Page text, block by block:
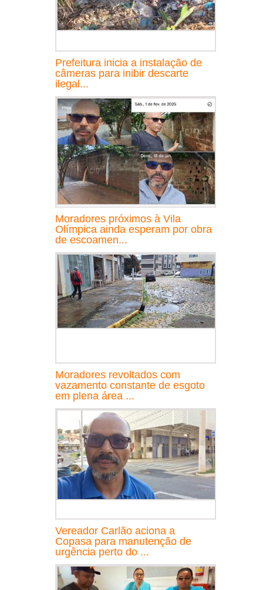
Prefeitura inicia a instalação de
câmeras para inibir descarte
ilegal...
Moradores próximos à Vila
Olímpica ainda esperam por obra
de escoamen...
Moradores revoltados com
vazamento constante de esgoto
em plena área ...
Vereador Carlão aciona a
Copasa para manutenção de
urgência perto do ...